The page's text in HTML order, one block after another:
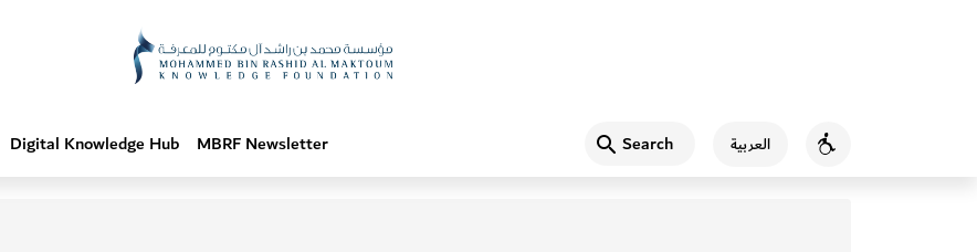
Search العربية Accessibility
Digital Knowledge Hub MBRF Newsletter